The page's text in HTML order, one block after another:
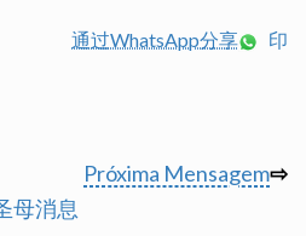
通过WhatsApp分享
印
Próxima Mensagem⇨
母消息